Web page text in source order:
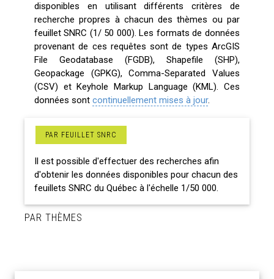
disponibles en utilisant différents critères de
recherche propres à chacun des thèmes ou par
feuillet SNRC (1/ 50 000). Les formats de données
provenant de ces requêtes sont de types ArcGIS
File Geodatabase (FGDB), Shapefile (SHP),
Geopackage (GPKG), Comma-Separated Values
(CSV) et Keyhole Markup Language (KML). Ces
données sont continuellement mises à jour.
PAR FEUILLET SNRC
Il est possible d'effectuer des recherches afin
d'obtenir les données disponibles pour chacun des
feuillets SNRC du Québec à l'échelle 1/50 000.
PAR THÈMES